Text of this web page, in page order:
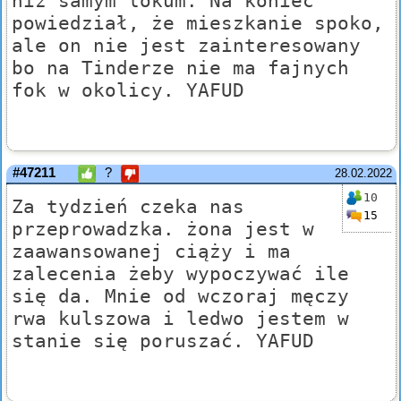
powiedział, że mieszkanie spoko,
ale on nie jest zainteresowany
bo na Tinderze nie ma fajnych
fok w okolicy. YAFUD
28.02.2022
#47211 ?
10
15
Za tydzień czeka nas
przeprowadzka. żona jest w
zaawansowanej ciąży i ma
zalecenia żeby wypoczywać ile
się da. Mnie od wczoraj męczy
rwa kulszowa i ledwo jestem w
stanie się poruszać. YAFUD